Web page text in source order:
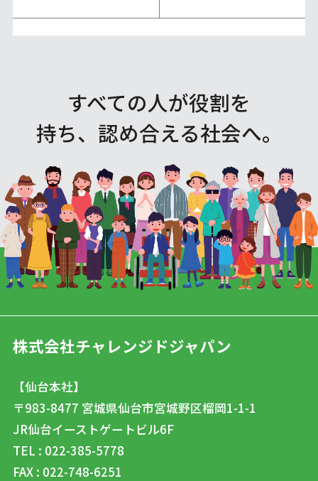
すべての人が役割を
持ち、認め合える社会へ。
株式会社チャレンジドジャパン
【仙台本社】
〒983-8477 宮城県仙台市宮城野区榴岡1-1-1
JR仙台イーストゲートビル6F
TEL : 022-385-5778
FAX : 022-748-6251